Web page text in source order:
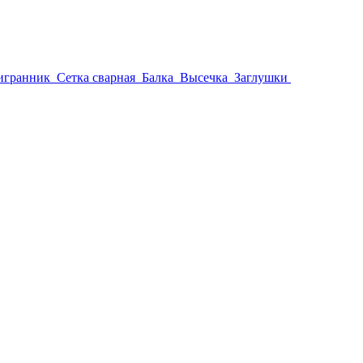
Сетка сварная Балка Высечка Заглушки